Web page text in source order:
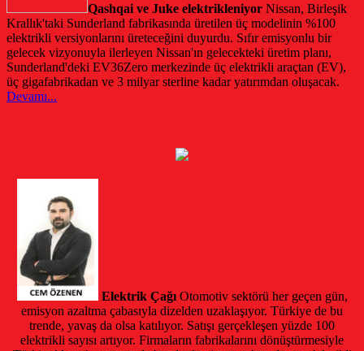
Qashqai ve Juke elektrikleniyor Nissan, Birleşik
Krallık'taki Sunderland fabrikasında üretilen üç modelinin %100
elektrikli versiyonlarını üreteceğini duyurdu. Sıfır emisyonlu bir
gelecek vizyonuyla ilerleyen Nissan'ın gelecekteki üretim planı,
Sunderland'deki EV36Zero merkezinde üç elektrikli araçtan (EV),
üç gigafabrikadan ve 3 milyar sterline kadar yatırımdan oluşacak.
Devamı...
Elektrik Çağı Otomotiv sektörü her geçen gün,
emisyon azaltma çabasıyla dizelden uzaklaşıyor. Türkiye de bu
trende, yavaş da olsa katılıyor. Satışı gerçekleşen yüzde 100
elektrikli sayısı artıyor. Firmaların fabrikalarını dönüştürmesiyle